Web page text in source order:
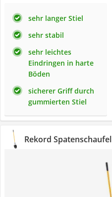
sehr langer Stiel
sehr stabil
sehr leichtes
Eindringen in harte
Böden
sicherer Griff durch
gummierten Stiel
Rekord Spatenschaufel